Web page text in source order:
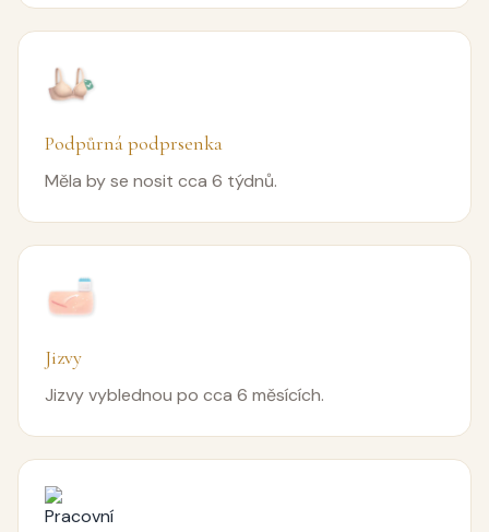
Podpůrná podprsenka
Měla by se nosit cca 6 týdnů.
Jizvy
Jizvy vyblednou po cca 6 měsících.